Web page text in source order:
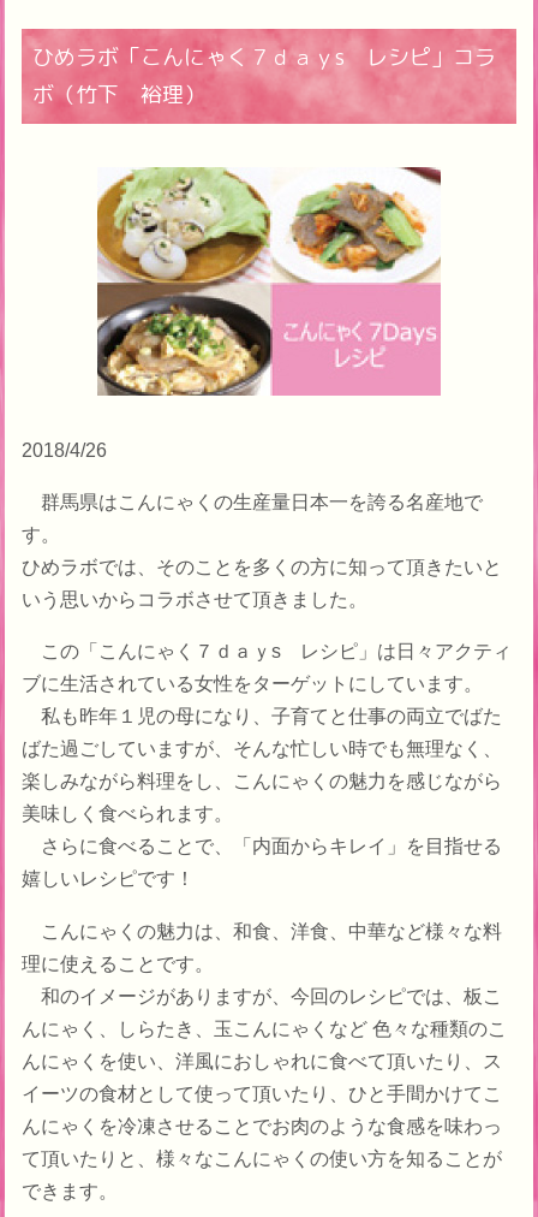
ひめラボ「こんにゃく７ｄａｙs レシピ」コラ
ボ（竹下 裕理）
2018/4/26
群馬県はこんにゃくの生産量日本一を誇る名産地で
す。
ひめラボでは、そのことを多くの方に知って頂きたいと
いう思いからコラボさせて頂きました。
この「こんにゃく７ｄａｙs レシピ」は日々アクティ
ブに生活されている女性をターゲットにしています。
私も昨年１児の母になり、子育てと仕事の両立でばた
ばた過ごしていますが、そんな忙しい時でも無理なく、
楽しみながら料理をし、こんにゃくの魅力を感じながら
美味しく食べられます。
さらに食べることで、「内面からキレイ」を目指せる
嬉しいレシピです！
こんにゃくの魅力は、和食、洋食、中華など様々な料
理に使えることです。
和のイメージがありますが、今回のレシピでは、板こ
んにゃく、しらたき、玉こんにゃくなど 色々な種類のこ
んにゃくを使い、洋風におしゃれに食べて頂いたり、ス
イーツの食材として使って頂いたり、ひと手間かけてこ
んにゃくを冷凍させることでお肉のような食感を味わっ
て頂いたりと、様々なこんにゃくの使い方を知ることが
できます。